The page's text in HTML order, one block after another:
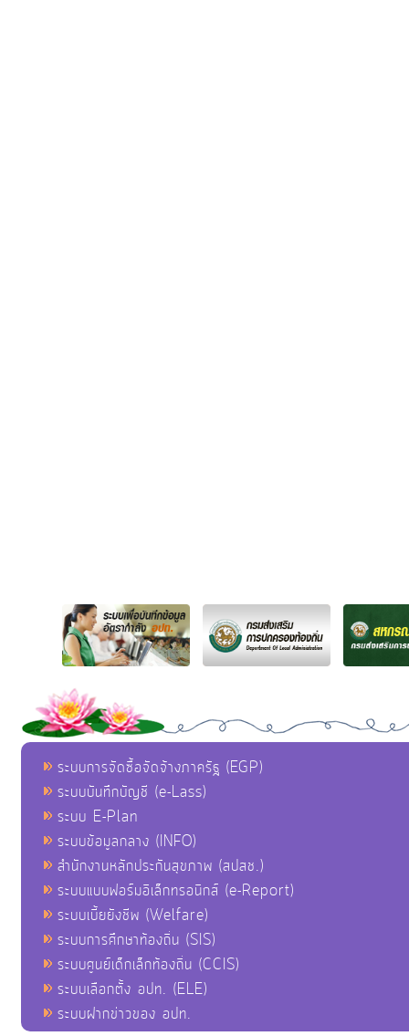
ระบบการจัดซื้อจัดจ้างภาครัฐ (EGP)
ระบบบันทึกบัญชี (e-Lass)
ระบบ E-Plan
ระบบข้อมูลกลาง (INFO)
สำนักงานหลักประกันสุขภาพ (สปสช.)
ระบบแบบฟอร์มอิเล็กทรอนิกส์ (e-Report)
ระบบเบี้ยยังชีพ (Welfare)
ระบบการศึกษาท้องถิ่น (SIS)
ระบบศูนย์เด็กเล็กท้องถิ่น (CCIS)
ระบบเลือกตั้ง อปท. (ELE)
ระบบฝากข่าวของ อปท.